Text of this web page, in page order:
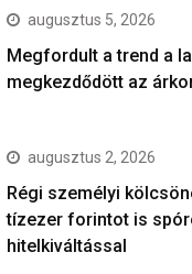
augusztus 5, 2026
Megfordult a trend a
megkezdődött az
augusztus 2, 2026
Régi személyi
tízezer forintot is
hitelkiváltással